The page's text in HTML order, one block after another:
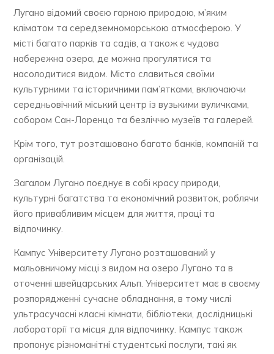
Лугано відомий своєю гарною природою, м’яким
кліматом та середземноморською атмосферою. У
місті багато парків та садів, а також є чудова
набережна озера, де можна прогулятися та
насолодитися видом. Місто славиться своїми
культурними та історичними пам’ятками, включаючи
середньовічний міський центр із вузькими вуличками,
собором Сан-Лоренцо та безліччю музеїв та галерей.
Крім того, тут розташовано багато банків, компаній та
організацій.
Загалом Лугано поєднує в собі красу природи,
культурні багатства та економічний розвиток, роблячи
його привабливим місцем для життя, праці та
відпочинку.
Кампус Університету Лугано розташований у
мальовничому місці з видом на озеро Лугано та в
оточенні швейцарських Альп. Університет має в своєму
розпорядженні сучасне обладнання, в тому числі
ультрасучасні класні кімнати, бібліотеки, дослідницькі
лабораторії та місця для відпочинку. Кампус також
пропонує різноманітні студентські послуги, такі як